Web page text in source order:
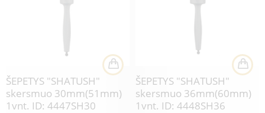
ŠEPETYS "SHATUSH"
skersmuo 30mm(51mm)
1vnt. ID: 4447SH30
ŠEPETYS "SHATUSH"
skersmuo 36mm(60mm)
1vnt. ID: 4448SH36